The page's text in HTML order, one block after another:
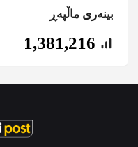
بینەری ماڵپەڕ
1,381,216